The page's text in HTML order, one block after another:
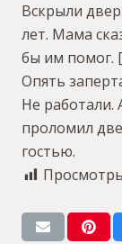
Вскрыли
лет. Мама
бы им помог.
Опять
Не работали.
проломил
гостью.